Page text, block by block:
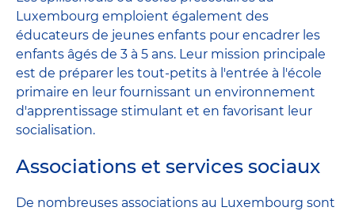
Luxembourg emploient également des
éducateurs de jeunes enfants pour encadrer les
enfants âgés de 3 à 5 ans. Leur mission principale
est de préparer les tout-petits à l'entrée à l'école
primaire en leur fournissant un environnement
d'apprentissage stimulant et en favorisant leur
socialisation.
Associations et services sociaux
De nombreuses associations au Luxembourg sont